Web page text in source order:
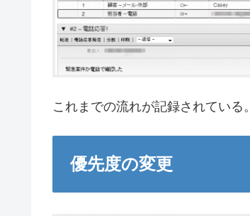
これまでの流れが記録されている。
優先度の変更